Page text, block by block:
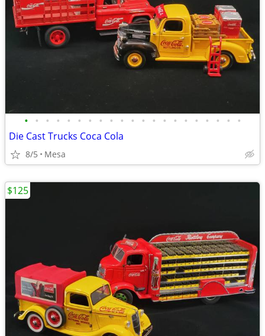
• • • • • • • • • • • • • • • • • • • • •
Die Cast Trucks Coca Cola
8/5 Mesa
$125